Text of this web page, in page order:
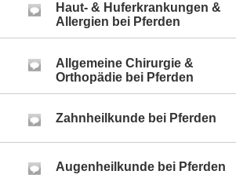
Haut- & Huferkrankungen &
Allergien bei Pferden
Allgemeine Chirurgie &
Orthopädie bei Pferden
Zahnheilkunde bei Pferden
Augenheilkunde bei Pferden